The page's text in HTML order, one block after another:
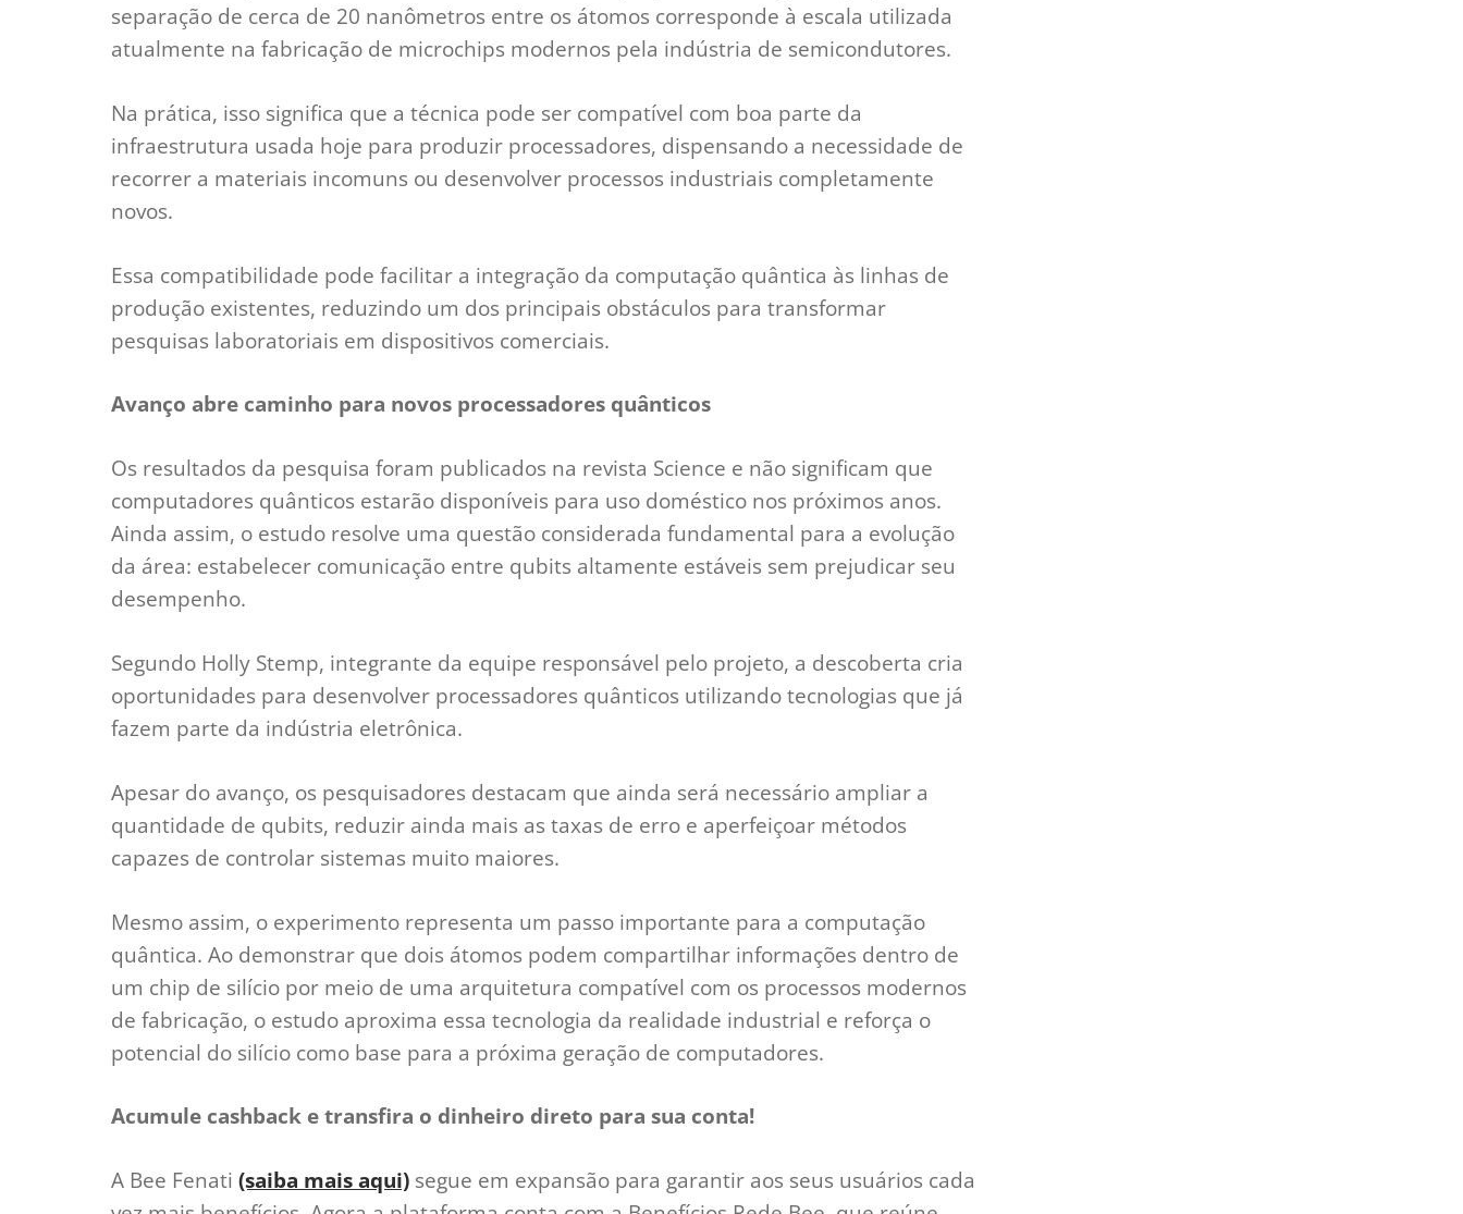
separação de cerca de 20 nanômetros entre os átomos corresponde à escala utilizada
atualmente na fabricação de microchips modernos pela indústria de semicondutores.
Na prática, isso significa que a técnica pode ser compatível com boa parte da
infraestrutura usada hoje para produzir processadores, dispensando a necessidade de
recorrer a materiais incomuns ou desenvolver processos industriais completamente
novos.
Essa compatibilidade pode facilitar a integração da computação quântica às linhas de
produção existentes, reduzindo um dos principais obstáculos para transformar
pesquisas laboratoriais em dispositivos comerciais.
Avanço abre caminho para novos processadores quânticos
Os resultados da pesquisa foram publicados na revista Science e não significam que
computadores quânticos estarão disponíveis para uso doméstico nos próximos anos.
Ainda assim, o estudo resolve uma questão considerada fundamental para a evolução
da área: estabelecer comunicação entre qubits altamente estáveis sem prejudicar seu
desempenho.
Segundo Holly Stemp, integrante da equipe responsável pelo projeto, a descoberta cria
oportunidades para desenvolver processadores quânticos utilizando tecnologias que já
fazem parte da indústria eletrônica.
Apesar do avanço, os pesquisadores destacam que ainda será necessário ampliar a
quantidade de qubits, reduzir ainda mais as taxas de erro e aperfeiçoar métodos
capazes de controlar sistemas muito maiores.
Mesmo assim, o experimento representa um passo importante para a computação
quântica. Ao demonstrar que dois átomos podem compartilhar informações dentro de
um chip de silício por meio de uma arquitetura compatível com os processos modernos
de fabricação, o estudo aproxima essa tecnologia da realidade industrial e reforça o
potencial do silício como base para a próxima geração de computadores.
Acumule cashback e transfira o dinheiro direto para sua conta!
A Bee Fenati (saiba mais aqui) segue em expansão para garantir aos seus usuários cada